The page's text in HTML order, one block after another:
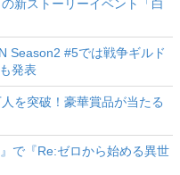
新ストーリーイベント「白
Season2 #5では戦争ギルド
発表
を突破！豪華賞品が当たる
で『Re:ゼロから始める異世